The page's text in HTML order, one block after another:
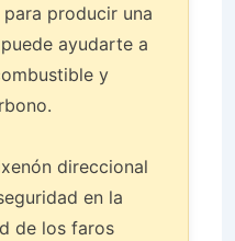
producir una
ayudarte a
y
direccional
en la
de los faros